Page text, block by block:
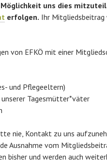
uns dies
erfolgen. Ihr
von EFKÖ mit einer
und Pflegeeltern)
Tagesmütter*väter
nie, Kontakt zu uns
Ausnahme vom
bisher und werden auch